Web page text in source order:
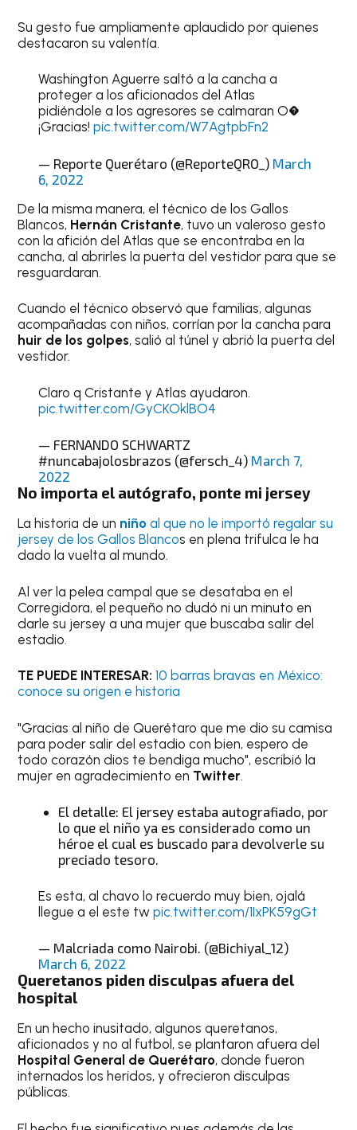
Su gesto fue ampliamente aplaudido por quienes
destacaron su valentía.
Washington Aguerre saltó a la cancha a
proteger a los aficionados del Atlas
pidiéndole a los agresores se calmaran O�
¡Gracias! pic.twitter.com/W7AgtpbFn2
— Reporte Querétaro (@ReporteQRO_) March
6, 2022
De la misma manera, el técnico de los Gallos
Blancos, Hernán Cristante, tuvo un valeroso gesto
con la afición del Atlas que se encontraba en la
cancha, al abrirles la puerta del vestidor para que se
resguardaran.
Cuando el técnico observó que familias, algunas
acompañadas con niños, corrían por la cancha para
huir de los golpes, salió al túnel y abrió la puerta del
vestidor.
Claro q Cristante y Atlas ayudaron.
pic.twitter.com/GyCKOklBO4
— FERNANDO SCHWARTZ
#nuncabajolosbrazos (@fersch_4) March 7,
2022
No importa el autógrafo, ponte mi jersey
La historia de un niño al que no le importó regalar su
jersey de los Gallos Blancos en plena trifulca le ha
dado la vuelta al mundo.
Al ver la pelea campal que se desataba en el
Corregidora, el pequeño no dudó ni un minuto en
darle su jersey a una mujer que buscaba salir del
estadio.
TE PUEDE INTERESAR: 10 barras bravas en México:
conoce su origen e historia
"Gracias al niño de Querétaro que me dio su camisa
para poder salir del estadio con bien, espero de
todo corazón dios te bendiga mucho", escribió la
mujer en agradecimiento en Twitter.
El detalle: El jersey estaba autografiado, por
lo que el niño ya es considerado como un
héroe el cual es buscado para devolverle su
preciado tesoro.
Es esta, al chavo lo recuerdo muy bien, ojalá
llegue a el este tw pic.twitter.com/1IxPK59gGt
— Malcriada como Nairobi. (@Bichiyal_12)
March 6, 2022
Queretanos piden disculpas afuera del
hospital
En un hecho inusitado, algunos queretanos,
aficionados y no al futbol, se plantaron afuera del
Hospital General de Querétaro, donde fueron
internados los heridos, y ofrecieron disculpas
públicas.